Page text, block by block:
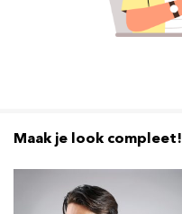
Maak je look compleet!